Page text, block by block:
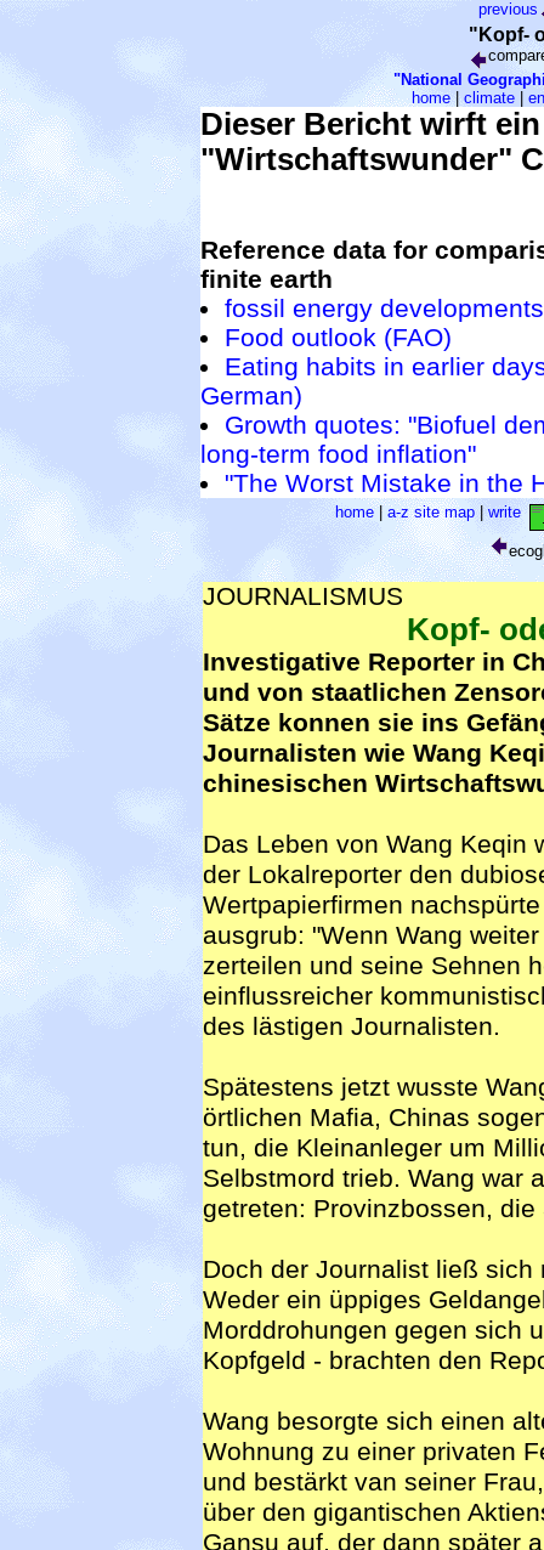
previous
"Kopf-
"National
home| climate|
Dieser Bericht wirft
"Wirtschaftswunder"
Reference data for
finite earth
fossil energy developments
Food outlook (FAO)
Eating habits in earlier
German)
Growth quotes: "Biofuel
long-term food inflation"
"The Worst Mistake in the
home| a-z site map| write
JOURNALISMUS
Kopf-
Investigative Reporter in
und von staatlichen
Sätze konnen sie ins
Journalisten wie Wang
chinesischen
Das Leben von Wang Keqin
der Lokalreporter den
Wertpapierfirmen
ausgrub: "Wenn Wang
zerteilen und seine Sehnen
einflussreicher
des lästigen Journalisten.
Spätestens jetzt wusste
örtlichen Mafia, Chinas
tun, die Kleinanleger um
Selbstmord trieb. Wang war
getreten: Provinzbossen,
Doch der Journalist ließ
Weder ein üppiges
Morddrohungen gegen sich
Kopfgeld - brachten den
Wang besorgte sich einen
Wohnung zu einer privaten
und bestärkt van seiner
über den gigantischen
Gansu auf, der dann später